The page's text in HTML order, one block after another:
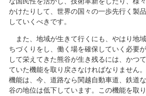
かけたりして、世界の国々の一歩先行く製
していくべきです。
また、地域が生きて行くにも、やはり地
ちづくりをし、働く場を確保していく必要
して栄えてきた熊谷が生き残るには、かつ
ていた機能を取り戻さなければなりません
機能は、今、道路なら関越自動車道、鉄道
谷の地位は低下しています。この機能を取